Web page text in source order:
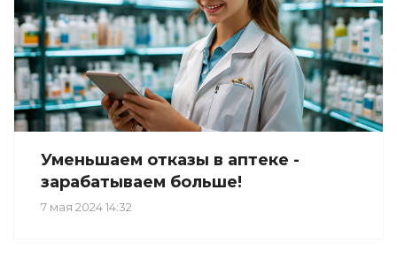
Уменьшаем отказы в аптеке -
зарабатываем больше!
7 мая 2024 14:32